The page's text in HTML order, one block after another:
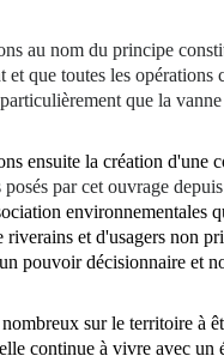
au nom du principe
et que toutes les
que la
ensuite la création d'une
par cet ouvrage
environnementales
riverains et d'usagers non
pouvoir décisionnaire et
sur le territoire à
continue à vivre avec un